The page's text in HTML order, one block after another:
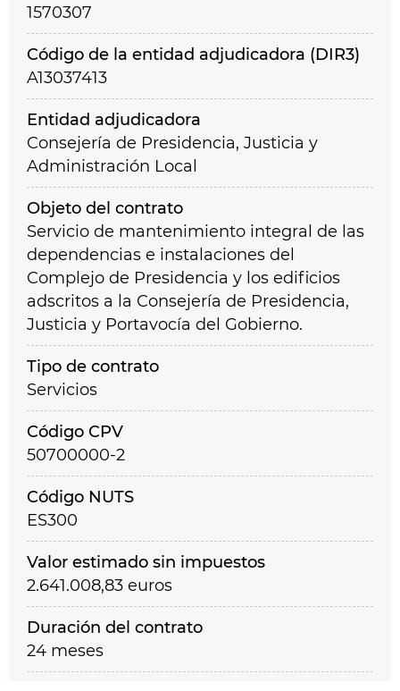
1570307
Código de la entidad adjudicadora (DIR3)
A13037413
Entidad adjudicadora
Consejería de Presidencia, Justicia y
Administración Local
Objeto del contrato
Servicio de mantenimiento integral de las
dependencias e instalaciones del
Complejo de Presidencia y los edificios
adscritos a la Consejería de Presidencia,
Justicia y Portavocía del Gobierno.
Tipo de contrato
Servicios
Código CPV
50700000-2
Código NUTS
ES300
Valor estimado sin impuestos
2.641.008,83 euros
Duración del contrato
24 meses